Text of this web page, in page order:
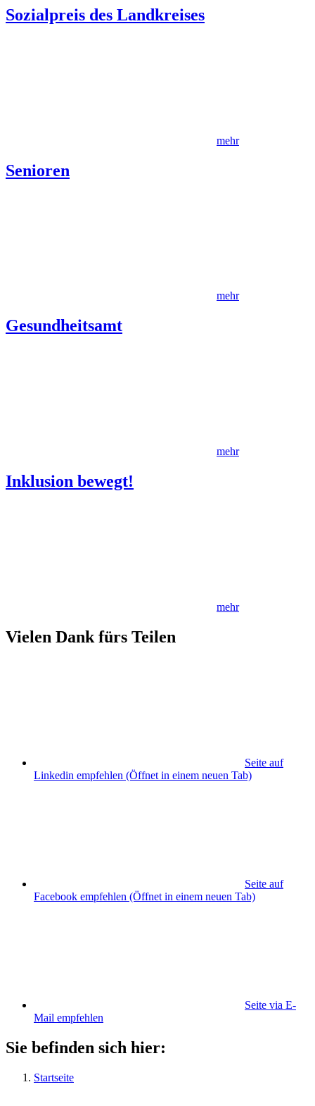
Sozialpreis des Landkreises
mehr
Senioren
mehr
Gesundheitsamt
mehr
Inklusion bewegt!
mehr
Vielen Dank fürs Teilen
Seite auf
Linkedin empfehlen (Öffnet in einem neuen Tab)
Seite auf
Facebook empfehlen (Öffnet in einem neuen Tab)
Seite via E-
Mail empfehlen
Sie befinden sich hier:
Startseite